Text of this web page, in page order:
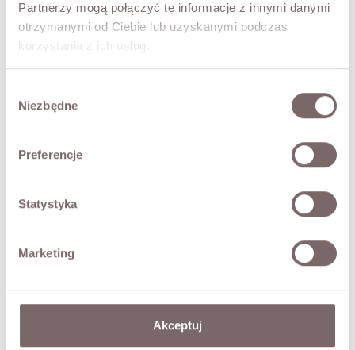
Partnerzy mogą połączyć te informacje z innymi danymi
otrzymanymi od Ciebie lub uzyskanymi podczas
korzystania z ich usług.
zgody
Niezbędne
Preferencje
Statystyka
Marketing
Akceptuj
Model ma dopasowany fason z wyraźnie zaznaczoną talią,
podkreśloną szerokim paskiem do wiązania. Dzięki temu
kurtka pięknie modeluje sylwetkę i nadaje jej proporcji.
- szeroki kołnierz o klasycznej linii
- pasek w talii do regulacji i wiązania
To uniwersalny model, który sprawdzi się zarówno w
całości wyrafinowanego, ponadczasowego charakteru.
Modelka ma 173 cm wzrostu i prezentuje rozmiar M.